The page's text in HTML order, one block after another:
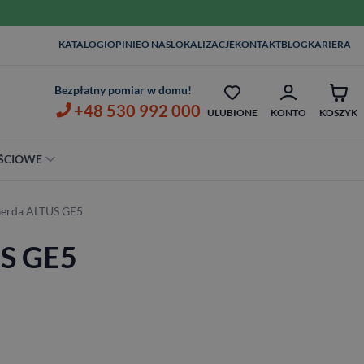
MONTAŻ I KLAMKI OD 1ZŁ OPIEKA SERWISOWA AŻ 7 LAT
KATALOGIOPINIEO NASLOKALIZACJEKONTAKTBLOGKARIERA
Bezpłatny pomiar w domu!
+48 530 992 000 ULUBIONE KONTO KOSZYK
ALTUS GE5
GE5